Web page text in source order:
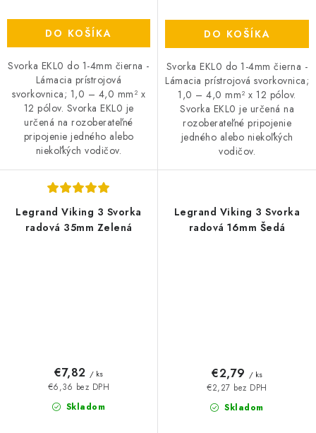
DO KOŠÍKA
Svorka EKL0 do 1-4mm čierna -
Lámacia prístrojová
svorkovnica; 1,0 – 4,0 mm² x
12 pólov. Svorka EKL0 je
určená na rozoberateľné
pripojenie jedného alebo
niekoľkých vodičov.
DO KOŠÍKA
Svorka EKL0 do 1-4mm čierna -
Lámacia prístrojová svorkovnica;
1,0 – 4,0 mm² x 12 pólov.
Svorka EKL0 je určená na
rozoberateľné pripojenie
jedného alebo niekoľkých
vodičov.
Legrand Viking 3 Svorka
radová 35mm Zelená
Skladom
€6,36 bez DPH
€7,82 / ks
Legrand Viking 3 Svorka
radová 16mm Šedá
Skladom
€2,27 bez DPH
€2,79 / ks